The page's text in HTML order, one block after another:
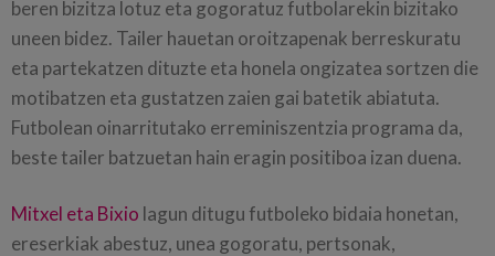
beren bizitza lotuz eta gogoratuz futbolarekin bizitako
uneen bidez. Tailer hauetan oroitzapenak berreskuratu
eta partekatzen dituzte eta honela ongizatea sortzen die
motibatzen eta gustatzen zaien gai batetik abiatuta.
Futbolean oinarritutako erreminiszentzia programa da,
beste tailer batzuetan hain eragin positiboa izan duena.
Mitxel eta Bixio lagun ditugu futboleko bidaia honetan,
ereserkiak abestuz, unea gogoratu, pertsonak,